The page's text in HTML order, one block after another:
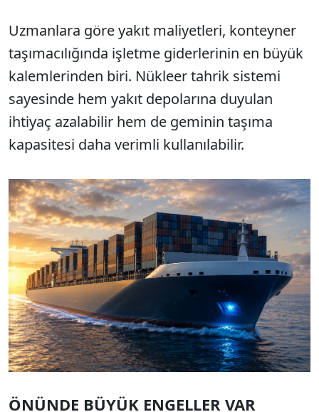
Uzmanlara göre yakıt maliyetleri, konteyner
taşımacılığında işletme giderlerinin en büyük
kalemlerinden biri. Nükleer tahrik sistemi
sayesinde hem yakıt depolarına duyulan
ihtiyaç azalabilir hem de geminin taşıma
kapasitesi daha verimli kullanılabilir.
ÖNÜNDE BÜYÜK ENGELLER VAR